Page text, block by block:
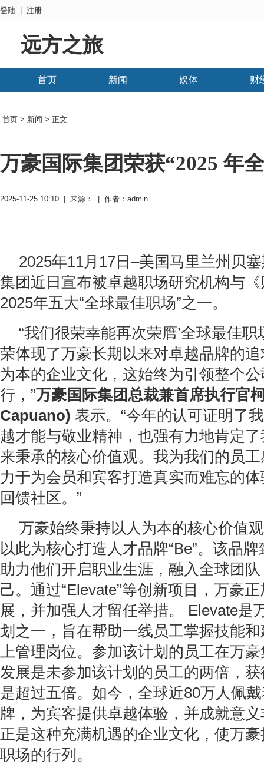
登陆 注册
远方之旅
首页 新闻 娱体 财
首页 > 新闻 > 正文
万豪国际集团荣获“2025 年
2025-11-25 10:10 | 来源： | 作者：admin
2025年11月17日–美国马里兰州贝
集团近日宣布被卓越职场研究机构与
2025年五大“全球最佳职场”之一。
“我们很荣幸能再次荣膺’全球最佳职
荣体现了万豪长期以来对卓越品牌的
为本的企业文化，这始终为引领整个
行，”万豪国际集团总裁兼首席执行官
Capuano) 表示。“今年的认可证明了
越才能与敬业精神，也强有力地肯定
来秉承的核心价值观。我为我们的员
力于为会员和宾客打造真实而难忘的
回馈社区。”
万豪始终秉持以人为本的核心价值
以此为核心打造人才品牌“Be”。该品
助力他们开启职业生涯，融入全球团
己。通过“Elevate”等创新项目，万豪
展，并加强人才留任举措。 Elevate是
划之一，旨在帮助一线员工掌握技能
上管理岗位。参加该计划的员工在万
发展是未参加该计划的员工的两倍，
是超过五倍。如今，全球近80万人佩
牌，为宾客提供卓越体验，并成就意
正是这种充满机遇的企业文化，使万
职场的行列。